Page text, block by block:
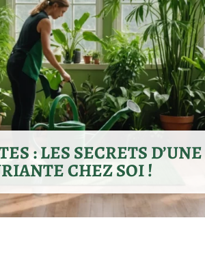
: LES SECRETS
CHEZ SOI !